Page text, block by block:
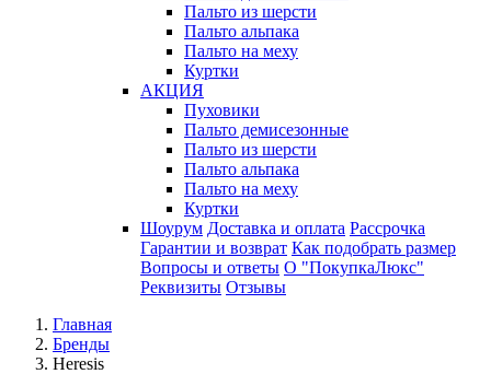
Пальто из шерсти
Пальто альпака
Пальто на меху
Куртки
АКЦИЯ
Пуховики
Пальто демисезонные
Пальто из шерсти
Пальто альпака
Пальто на меху
Куртки
Шоурум Доставка и оплата Рассрочка
Гарантии и возврат Как подобрать размер
Вопросы и ответы О "ПокупкаЛюкс"
Реквизиты Отзывы
Главная
Бренды
Heresis